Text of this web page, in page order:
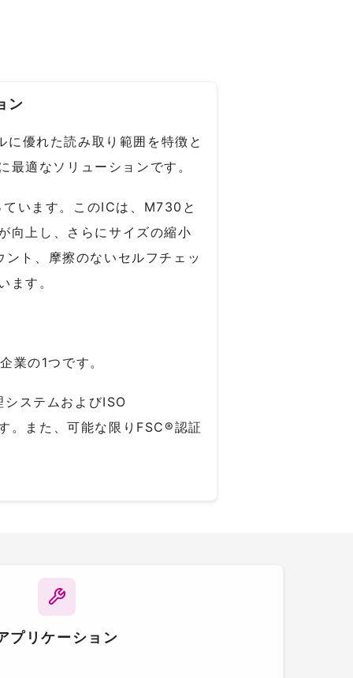
ン
優れた読み取り範囲を特徴と
適なソリューションです。
います。このICは、M730と
向上し、さらにサイズの縮小
ト、摩擦のないセルフチェッ
ます。
業の1つです。
ステムおよびISO
。また、可能な限りFSC®認証
プリケーション